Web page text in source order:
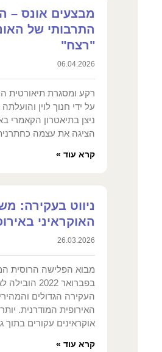
מבצעים אונס –
התרבותי של
"רצח"
06.04.2026
רקע ומסגרת תיאורטית
על ידי חנוך לוין
הציגה את עצמה
קרא עוד »
ניווט בעקירה:
האוקראיני
26.03.2026
מבוא הפלישה הרוסית
בפברואר
העקירה הגדולים
אוקראינים עקורים בתוך
קרא עוד »